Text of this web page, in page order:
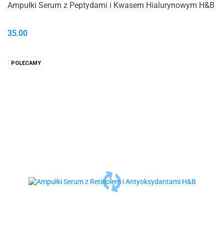
Ampułki Serum z Peptydami i Kwasem Hialurynowym H&B
35.00
POLECAMY